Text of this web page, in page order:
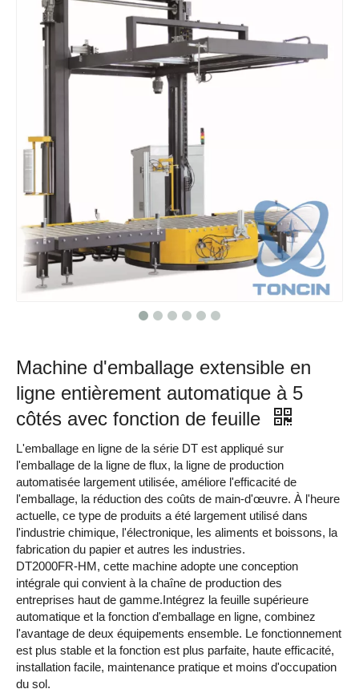
Machine d'emballage extensible en
ligne entièrement automatique à 5
côtés avec fonction de feuille
L'emballage en ligne de la série DT est appliqué sur
l'emballage de la ligne de flux, la ligne de production
automatisée largement utilisée, améliore l'efficacité de
l'emballage, la réduction des coûts de main-d'œuvre. À l'heure
actuelle, ce type de produits a été largement utilisé dans
l'industrie chimique, l'électronique, les aliments et boissons, la
fabrication du papier et autres les industries.
DT2000FR-HM, cette machine adopte une conception
intégrale qui convient à la chaîne de production des
entreprises haut de gamme.Intégrez la feuille supérieure
automatique et la fonction d'emballage en ligne, combinez
l'avantage de deux équipements ensemble. Le fonctionnement
est plus stable et la fonction est plus parfaite, haute efficacité,
installation facile, maintenance pratique et moins d'occupation
du sol.